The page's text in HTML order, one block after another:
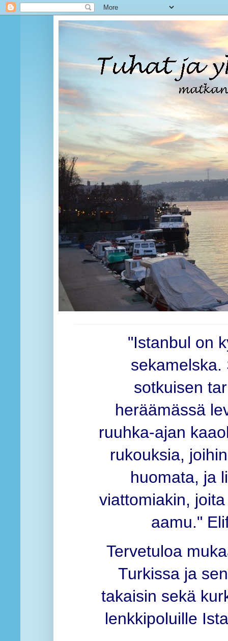
"Istanbul on
sekamelska.
sotkuisen
heräämässä
ruuhka-ajan
rukouksia,
huomata, ja
viattomiakin,
aamu."
Tervetuloa
Turkissa ja
takaisin sekä
lenkkipoluille